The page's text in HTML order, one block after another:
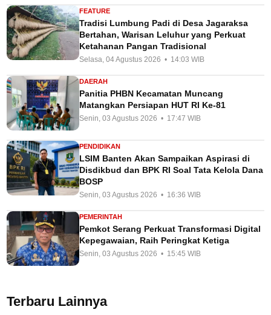
FEATURE
Tradisi Lumbung Padi di Desa Jagaraksa
Bertahan, Warisan Leluhur yang Perkuat
Ketahanan Pangan Tradisional
Selasa, 04 Agustus 2026 • 14:03 WIB
DAERAH
Panitia PHBN Kecamatan Muncang
Matangkan Persiapan HUT RI Ke-81
Senin, 03 Agustus 2026 • 17:47 WIB
PENDIDIKAN
LSIM Banten Akan Sampaikan Aspirasi di
Disdikbud dan BPK RI Soal Tata Kelola Dana
BOSP
Senin, 03 Agustus 2026 • 16:36 WIB
PEMERINTAH
Pemkot Serang Perkuat Transformasi Digital
Kepegawaian, Raih Peringkat Ketiga
Senin, 03 Agustus 2026 • 15:45 WIB
Terbaru Lainnya